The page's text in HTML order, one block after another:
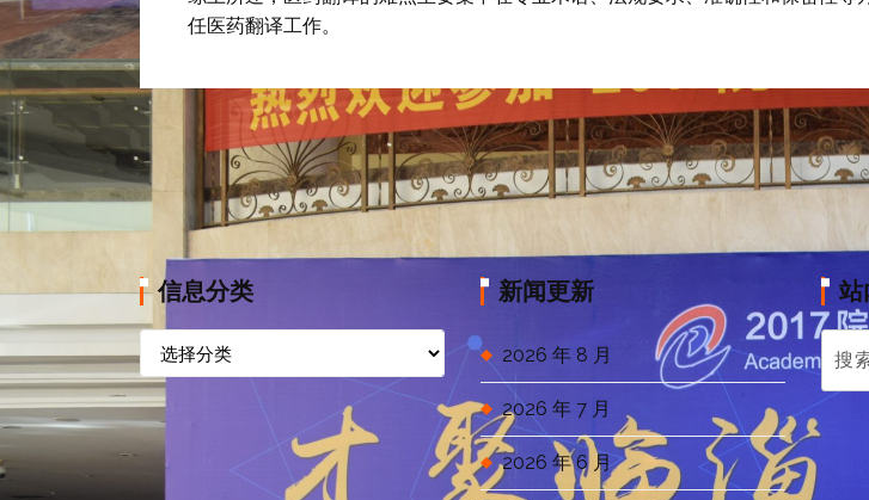
任医药翻译工作。
信息分类
息
分
类
新闻更新
2026 年 8 月
2026 年 7 月
2026 年 6 月
站